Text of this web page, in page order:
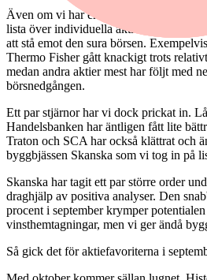
Även om vi har en hyggligt defensiv
lista över individuella aktiefavoriter så
att stå emot den sura börsen.
Thermo Fisher gått knackigt trots
medan andra aktier mest har följt med
börsnedgången.
Ett par stjärnor har vi dock prickat in.
Handelsbanken har äntligen fått lite
Traton och SCA har också klättrat och
byggbjässen Skanska som vi tog in på
Skanska har tagit ett par större order
draghjälp av positiva analyser. Den
procent i september krymper
vinsthemtagningar, men vi ger ändå
Så gick det för aktiefavoriterna i